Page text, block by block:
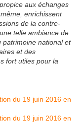
aux échanges
enrichissent
de la contre-
telle ambiance de
patrimoine national et
et des
fort utiles pour la